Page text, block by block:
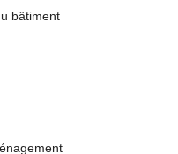
bâtiment